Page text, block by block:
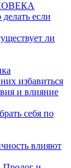
если
ли
избавиться
и влияние
себя по
влияют